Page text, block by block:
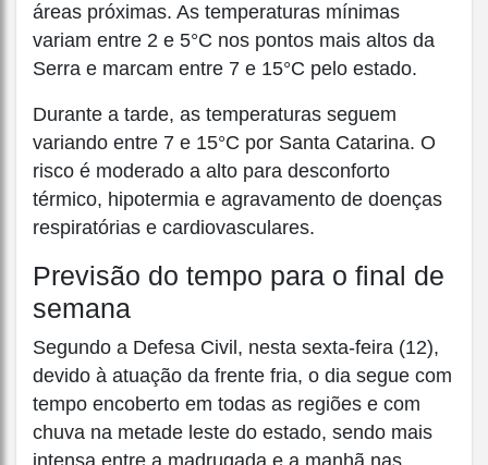
áreas próximas. As temperaturas mínimas
variam entre 2 e 5°C nos pontos mais altos da
Serra e marcam entre 7 e 15°C pelo estado.
Durante a tarde, as temperaturas seguem
variando entre 7 e 15°C por Santa Catarina. O
risco é moderado a alto para desconforto
térmico, hipotermia e agravamento de doenças
respiratórias e cardiovasculares.
Previsão do tempo para o final de
semana
Segundo a Defesa Civil, nesta sexta-feira (12),
devido à atuação da frente fria, o dia segue com
tempo encoberto em todas as regiões e com
chuva na metade leste do estado, sendo mais